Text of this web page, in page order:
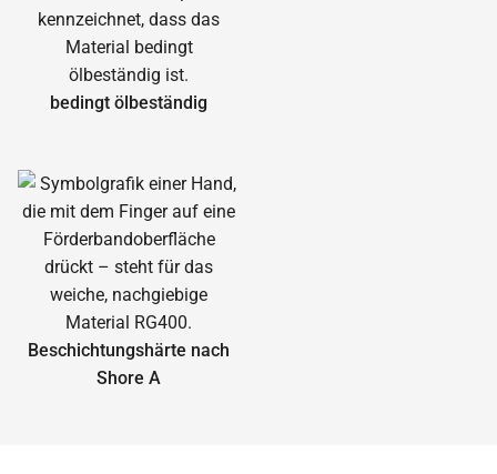
bedingt ölbeständig
Beschichtungshärte nach
Shore A